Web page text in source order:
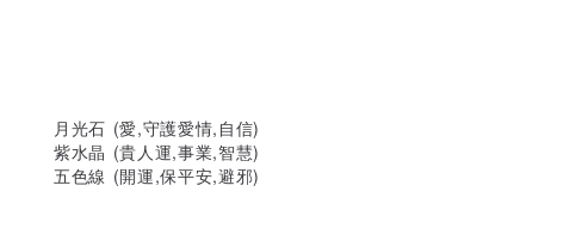
月光石 (愛,守護愛情,自信)
紫水晶 (貴人運,事業,智慧)
五色線 (開運,保平安,避邪)